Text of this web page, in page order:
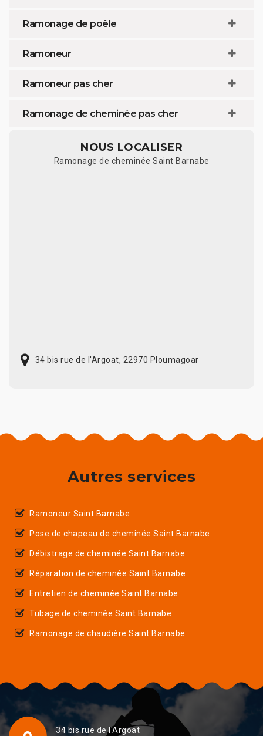
Ramonage de poêle
Ramoneur
Ramoneur pas cher
Ramonage de cheminée pas cher
NOUS LOCALISER
Ramonage de cheminée Saint Barnabe
34 bis rue de l'Argoat, 22970 Ploumagoar
Autres services
Ramoneur Saint Barnabe
Pose de chapeau de cheminée Saint Barnabe
Débistrage de cheminée Saint Barnabe
Réparation de cheminée Saint Barnabe
Entretien de cheminée Saint Barnabe
Tubage de cheminée Saint Barnabe
Ramonage de chaudière Saint Barnabe
34 bis rue de l'Argoat